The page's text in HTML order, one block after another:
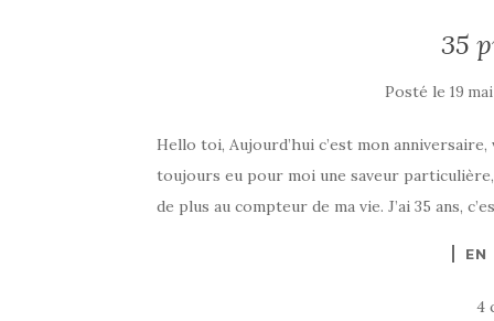
35
Posté le19
Hello toi, Aujourd’hui c’est mon
toujours eu pour moi une saveur
de plus au compteur de ma vie. J’ai 35 ans,
EN
4